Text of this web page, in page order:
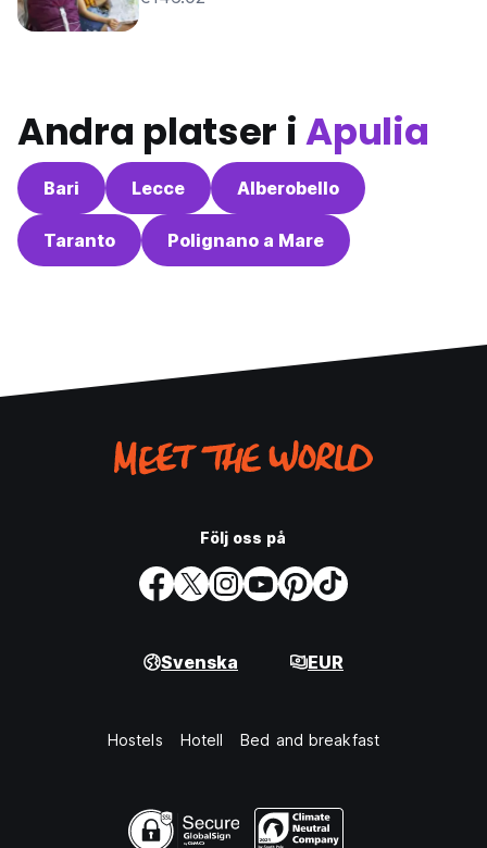
Andra platser iApulia
Bari Lecce Alberobello
Taranto Polignano a Mare
Följ oss på
Svenska EUR
Hostels Hotell Bed and breakfast